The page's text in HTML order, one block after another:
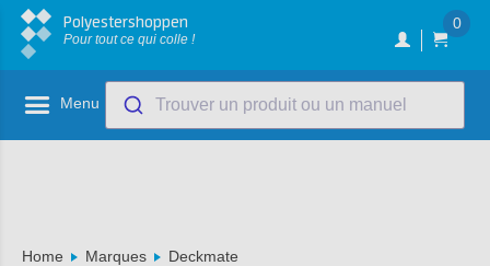
Polyestershoppen
Pour tout ce qui colle !
0
Menu Trouver un produit ou un manuel
Home Marques Deckmate